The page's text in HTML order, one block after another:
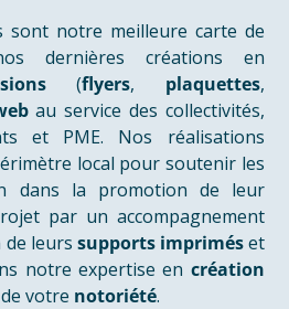
sont notre meilleure carte de
dernières créations en
(flyers, plaquettes,
au service des collectivités,
et PME. Nos réalisations
local pour soutenir les
dans la promotion de leur
par un accompagnement
de leurs supports impriméset
notre expertise en création
votre notoriété.